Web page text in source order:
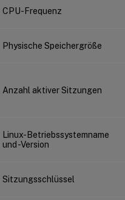
CPU-Frequenz
Physische Speichergröße
Anzahl aktiver Sitzungen
Linux-Betriebssystemname
und -Version
Sitzungsschlüssel